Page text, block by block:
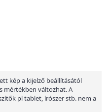
kép a kijelző beállításától
mértékben változhat. A
pl tablet, írószer stb. nem a